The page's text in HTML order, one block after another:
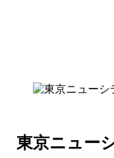
東京ニュー